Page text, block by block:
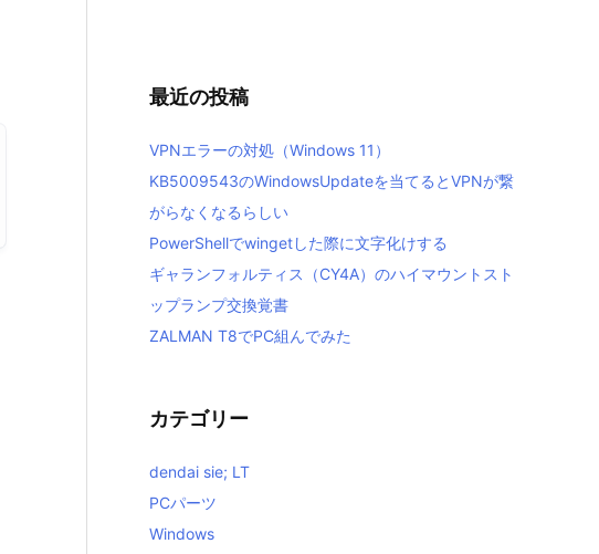
最近の投稿
VPNエラーの対処（Windows 11）
KB5009543のWindowsUpdateを当てるとVPNが繋
がらなくなるらしい
PowerShellでwingetした際に文字化けする
ギャランフォルティス（CY4A）のハイマウントスト
ップランプ交換覚書
ZALMAN T8でPC組んでみた
カテゴリー
dendai sie; LT
PCパーツ
Windows